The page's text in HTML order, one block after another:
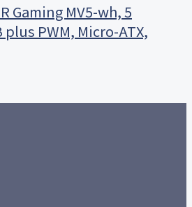
Gaming MV5-wh, 5
PWM, Micro-ATX,